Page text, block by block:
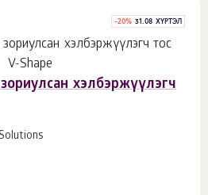
-20% 31.08 ХҮРТЭЛ
хэлбэржүүлэгч